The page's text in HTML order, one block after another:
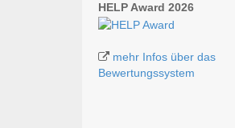
HELP Award 2026
mehr Infos über das
Bewertungssystem